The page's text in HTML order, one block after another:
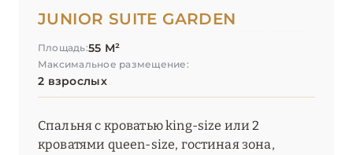
JUNIOR SUITE GARDEN
Площадь:55 М²
Максимальное размещение:
2 взрослых
Спальня с кроватью king-size или 2
кроватями queen-size, гостиная зона,